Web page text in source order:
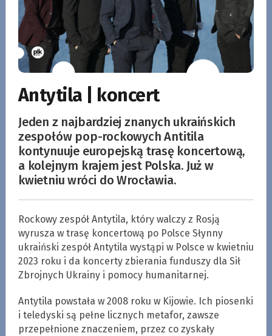
Antytila | koncert
Jeden z najbardziej znanych ukraińskich
zespołów pop-rockowych Antitila
kontynuuje europejską trasę koncertową,
a kolejnym krajem jest Polska. Już w
kwietniu wróci do Wrocławia.
Rockowy zespół Antytila, który walczy z Rosją
wyrusza w trasę koncertową po Polsce Słynny
ukraiński zespół Antytila ​​wystąpi w Polsce w kwietniu
2023 roku i da koncerty zbierania funduszy dla Sił
Zbrojnych Ukrainy i pomocy humanitarnej.
Antytila powstała w 2008 roku w Kijowie. Ich piosenki
i teledyski są pełne licznych metafor, zawsze
przepełnione znaczeniem, przez co zyskały